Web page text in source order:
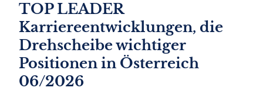
TOP LEADER
Karriereentwicklungen, die
Drehscheibe wichtiger
Positionen in Österreich
06/2026